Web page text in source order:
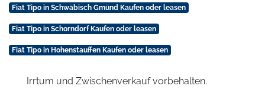
Fiat Tipo in Schwäbisch Gmünd Kaufen oder leasen
Fiat Tipo in Schorndorf Kaufen oder leasen
Fiat Tipo in Hohenstauffen Kaufen oder leasen
Irrtum und Zwischenverkauf vorbehalten.